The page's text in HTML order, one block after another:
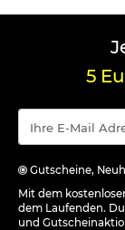
5
Gutscheine,
Mit dem
dem Laufenden.
und